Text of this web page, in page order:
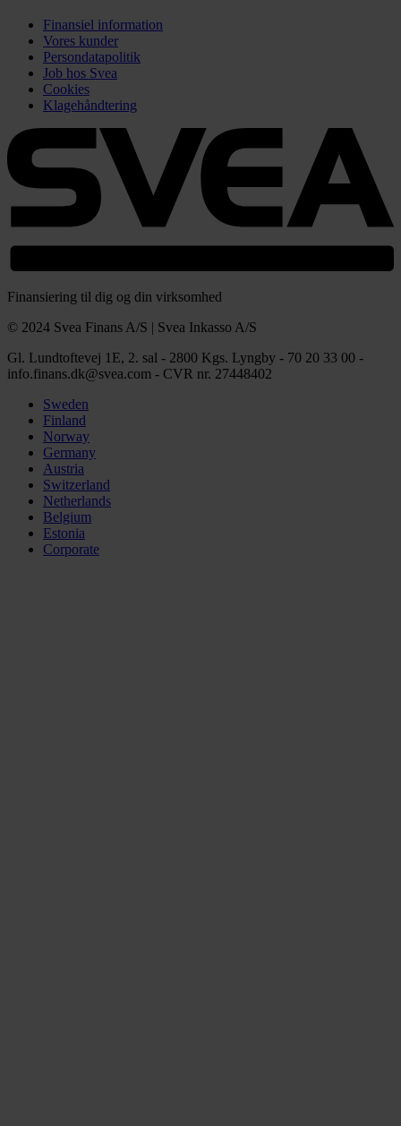
Finansiel information
Vores kunder
Persondatapolitik
Job hos Svea
Cookies
Klagehåndtering
Finansiering til dig og din virksomhed
© 2024 Svea Finans A/S | Svea Inkasso A/S
Gl. Lundtoftevej 1E, 2. sal - 2800 Kgs. Lyngby - 70 20 33 00 -
info.finans.dk@svea.com - CVR nr. 27448402
Sweden
Finland
Norway
Germany
Austria
Switzerland
Netherlands
Belgium
Estonia
Corporate